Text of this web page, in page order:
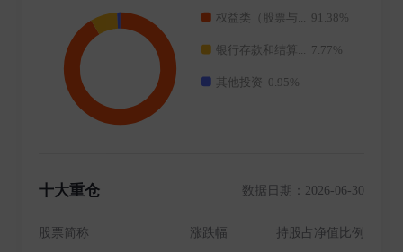
十六年来,资产管理规模稳健增长。 截至2024年12月31
日,公司旗下公募基金规模超6500亿元;非货币公募资产
超过1亿投资人提供专业服务,累计为投资者实现分红超
千亿元。 不断满足投资者需求是华安基金创新的原动
REITs、跨市场政金债ETF等九大基金品类,多维度探索,
十大重仓 数据日期：2026-06-30
股票简称 涨跌幅 持股占净值比例